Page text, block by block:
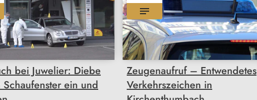
bei Juwelier: Diebe
Schaufenster ein und
Zeugenaufruf – Entwendetes
Verkehrszeichen in